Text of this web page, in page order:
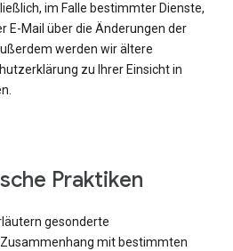
im Falle bestimmter Dienste,
E-Mail über die Änderungen der
werden wir ältere
zu Ihrer Einsicht in
Praktiken
gesonderte
mit bestimmten